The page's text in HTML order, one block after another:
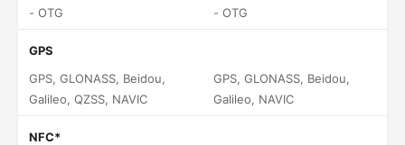
- OTG
- OTG
GPS
GPS, GLONASS, Beidou,
Galileo, QZSS, NAVIC
GPS, GLONASS, Beidou,
Galileo, NAVIC
NFC*